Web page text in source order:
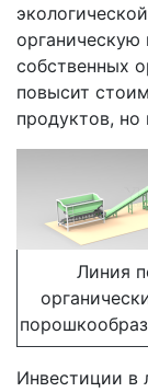
собственных
повысит
продуктов,
Линия
Инвестиции в